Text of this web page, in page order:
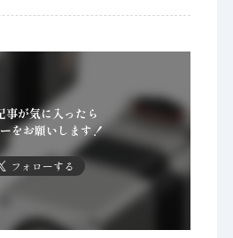
事が気に入ったら
をお願いします！
フォローする